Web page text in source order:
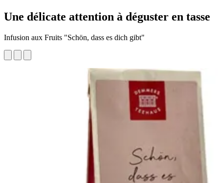
Une délicate attention à déguster en tasse
Infusion aux Fruits "Schön, dass es dich gibt"